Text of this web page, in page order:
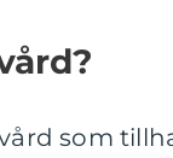
som